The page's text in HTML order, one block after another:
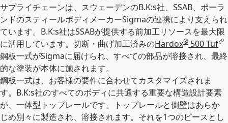
サプライチェーンは、スウェーデンのB.K:s社、SSAB、ポーラ
ンドのスティールボディメーカーSigmaの連携により支えられ
ています。B.K:s社はSSABが提供する前加工リソースを最大限
に活用しています。切断・曲げ加工済みのHardox® 500 Tuf
鋼板一式がSigmaに届けられ、すべての部品が溶接され、最終
的な塗装が本体に施されます。
鋼板一式は、お客様の要件に合わせてカスタマイズされま
す。B.K:s社のすべてのボディに共通する重要な構造設計要素
が、一体型トップレールです。トップレールと側壁はあらか
じめ別々に製造され、溶接されます。それを1つのピースとし